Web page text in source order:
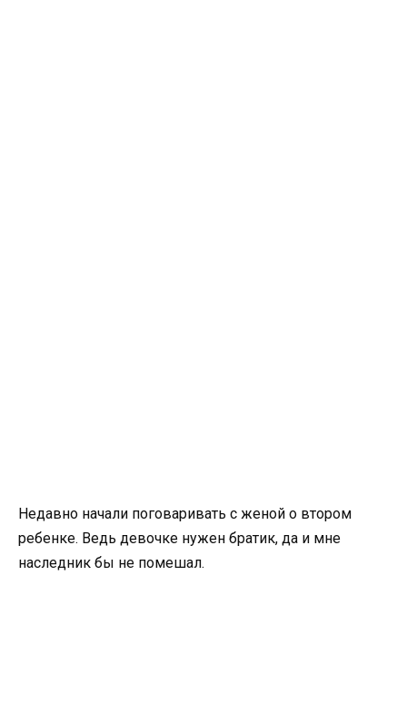
Недавно начали поговаривать с женой о втором
ребенке. Ведь девочке нужен братик, да и мне
наследник бы не помешал.